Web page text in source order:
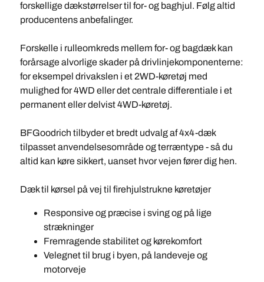
forskellige dækstørrelser til for- og baghjul. Følg altid
producentens anbefalinger.
Forskelle i rulleomkreds mellem for- og bagdæk kan
forårsage alvorlige skader på drivlinjekomponenterne:
for eksempel drivakslen i et 2WD-køretøj med
mulighed for 4WD eller det centrale differentiale i et
permanent eller delvist 4WD-køretøj.
BFGoodrich tilbyder et bredt udvalg af 4x4-dæk
tilpasset anvendelsesområde og terræntype - så du
altid kan køre sikkert, uanset hvor vejen fører dig hen.
Dæk til kørsel på vej til firehjulstrukne køretøjer
Responsive og præcise i sving og på lige
strækninger
Fremragende stabilitet og kørekomfort
Velegnet til brug i byen, på landeveje og
motorveje